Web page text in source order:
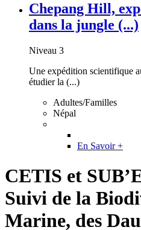
Chepang Hill,
dans la jungle (...)
Niveau 3
Une expédition scientifique
étudier la (...)
Adultes/Familles
Népal
En Savoir +
CETIS et
Suivi de la
Marine, des